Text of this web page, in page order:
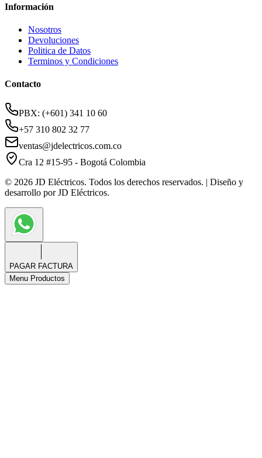
Información
Nosotros
Devoluciones
Politica de Datos
Terminos y Condiciones
Contacto
PBX: (+601) 341 10 60
+57 310 802 32 77
ventas@jdelectricos.com.co
Cra 12 #15-95 - Bogotá Colombia
© 2026 JD Eléctricos. Todos los derechos reservados. | Diseño y
desarrollo por JD Eléctricos.
PAGAR FACTURA
Menu Productos